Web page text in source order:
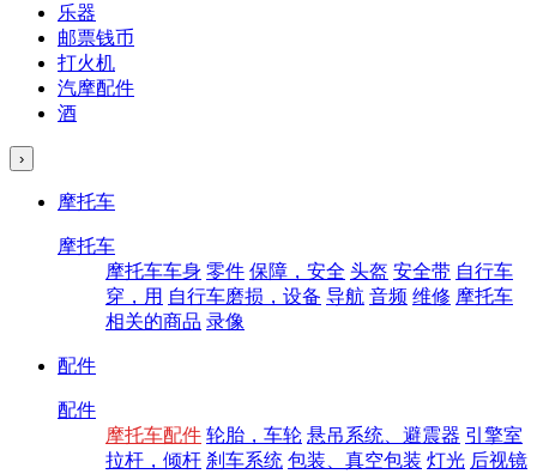
乐器
邮票钱币
打火机
汽摩配件
酒
›
摩托车
摩托车
摩托车车身 零件 保障，安全 头盔 安全带 自行车
穿，用 自行车磨损，设备 导航 音频 维修 摩托车
相关的商品 录像
配件
配件
摩托车配件 轮胎，车轮 悬吊系统、避震器 引擎室
拉杆，倾杆 刹车系统 包装、真空包装 灯光 后视镜